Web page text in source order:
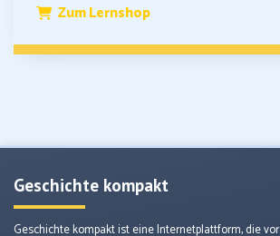
Zum Lernshop
Geschichte kompakt
Geschichte kompakt ist eine Internetplattform, die vor